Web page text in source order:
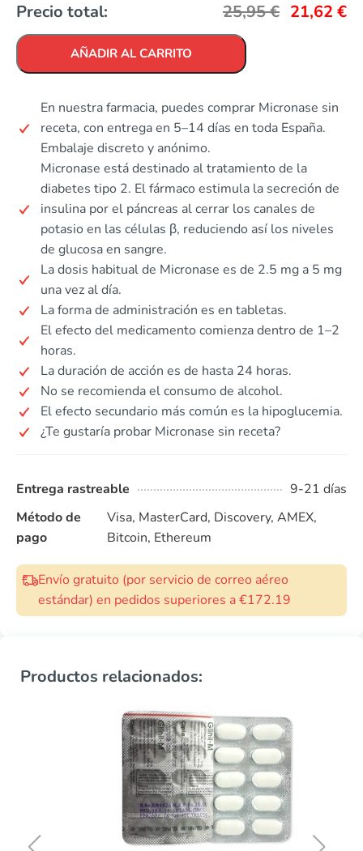
Precio total: 25,95€ 21,62 €
AÑADIR AL CARRITO
En nuestra farmacia, puedes comprar Micronase sin
receta, con entrega en 5–14 días en toda España.
Embalaje discreto y anónimo.
Micronase está destinado al tratamiento de la
diabetes tipo 2. El fármaco estimula la secreción de
insulina por el páncreas al cerrar los canales de
potasio en las células β, reduciendo así los niveles
de glucosa en sangre.
La dosis habitual de Micronase es de 2.5 mg a 5 mg
una vez al día.
La forma de administración es en tabletas.
El efecto del medicamento comienza dentro de 1–2
horas.
La duración de acción es de hasta 24 horas.
No se recomienda el consumo de alcohol.
El efecto secundario más común es la hipoglucemia.
¿Te gustaría probar Micronase sin receta?
Entrega rastreable
9-21 días
Método de
pago
Visa, MasterCard, Discovery, AMEX,
Bitcoin, Ethereum
Envío gratuito (por servicio de correo aéreo
estándar) en pedidos superiores a €172.19
Productos relacionados: